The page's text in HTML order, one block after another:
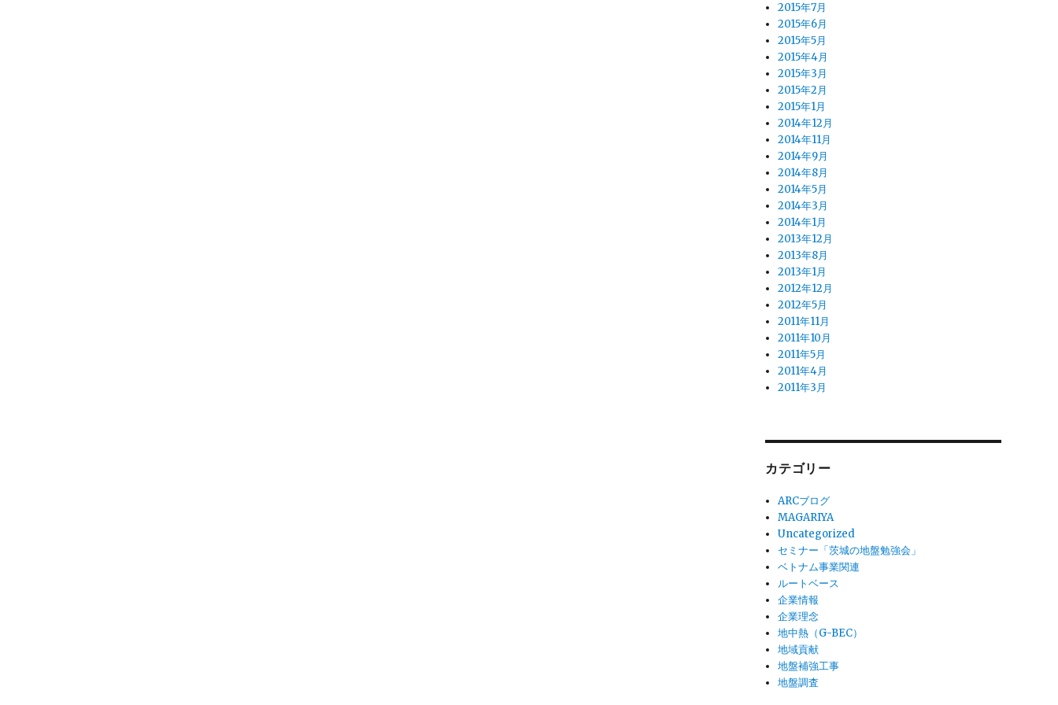
2015年7月
2015年6月
2015年5月
2015年4月
2015年3月
2015年2月
2015年1月
2014年12月
2014年11月
2014年9月
2014年8月
2014年5月
2014年3月
2014年1月
2013年12月
2013年8月
2013年1月
2012年12月
2012年5月
2011年11月
2011年10月
2011年5月
2011年4月
2011年3月
カテゴリー
ARCブログ
MAGARIYA
Uncategorized
セミナー「茨城の地盤勉強会」
ベトナム事業関連
ルートベース
企業情報
企業理念
地中熱（G-BEC）
地域貢献
地盤補強工事
地盤調査